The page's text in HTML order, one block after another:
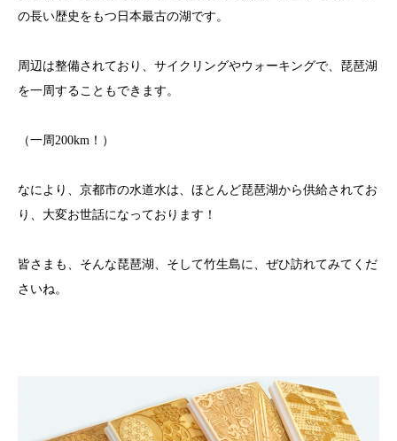
の長い歴史をもつ日本最古の湖です。
周辺は整備されており、サイクリングやウォーキングで、琵琶湖
を一周することもできます。
（一周200km！）
なにより、京都市の水道水は、ほとんど琵琶湖から供給されてお
り、大変お世話になっております！
皆さまも、そんな琵琶湖、そして竹生島に、ぜひ訪れてみてくだ
さいね。